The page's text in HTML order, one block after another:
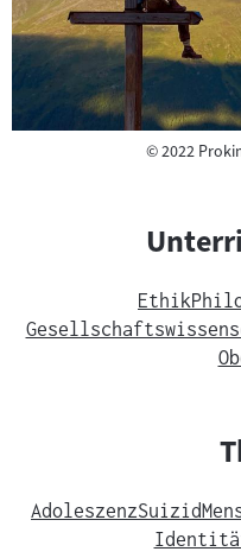
©Copyright
2022
Ethik
AdoleszenzSuizid